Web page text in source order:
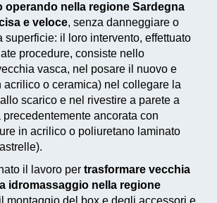
operando nella regione Sardegna
e veloce, senza danneggiare o
superficie: il loro intervento, effettuato
procedure, consiste nello
vasca, nel posare il nuovo e
acrilico o ceramica) nel collegare la
scarico e nel rivestire a parete a
ancorata con
in acrilico o poliuretano laminato
il lavoro per trasformare vecchia
idromassaggio nella regione